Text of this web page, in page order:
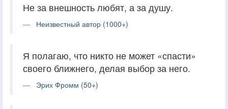
Не за внешность любят, а за душу.
Неизвестный автор (1000+)
Я полагаю, что никто не может «спасти»
своего ближнего, делая выбор за него.
Эрих Фромм (50+)